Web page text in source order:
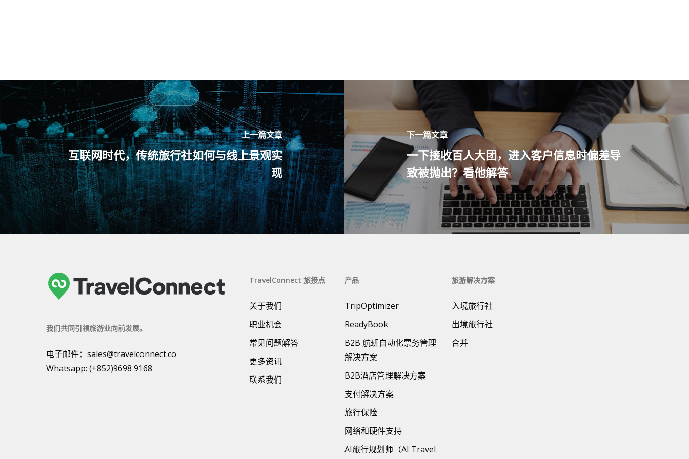
上一篇文章
互联网时代，传统旅行社如何与线上景观实
现
下一篇文章
一下接收百人大团，进入客户信息时偏差导
致被抛出？看他解答
我们共同引领旅游业向前发展。
电子邮件： sales@travelconnect.co
Whatsapp: (+852)9698 9168
TravelConnect 旅接点
关于我们
职业机会
常见问题解答
更多资讯
联系我们
产品
TripOptimizer
ReadyBook
B2B 航班自动化票务管理
解决方案
B2B酒店管理解决方案
支付解决方案
旅行保险
网络和硬件支持
AI旅行规划师（AI Travel
旅游解决方案
入境旅行社
出境旅行社
合并